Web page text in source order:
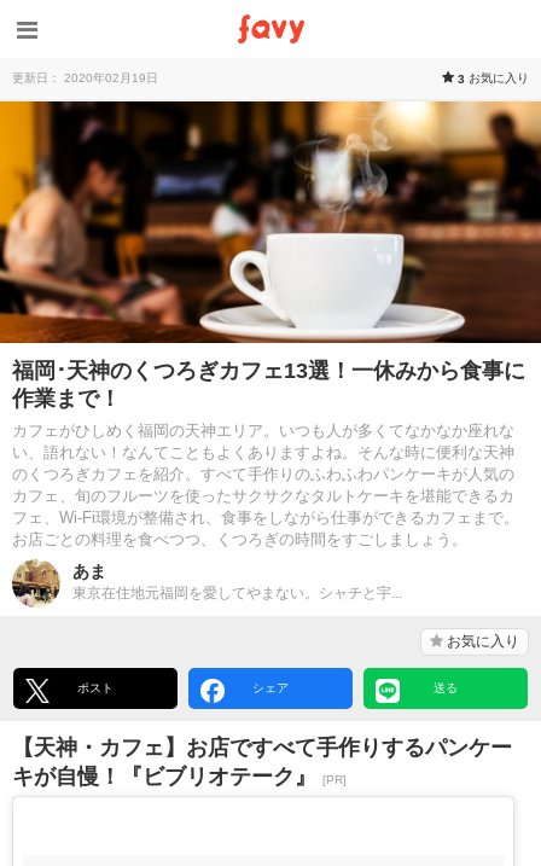
更新日： 2020年02月19日 3 お気に入り
福岡･天神のくつろぎカフェ13選！一休みから食事に
作業まで！
カフェがひしめく福岡の天神エリア。いつも人が多くてなかなか座れな
い、語れない！なんてこともよくありますよね。そんな時に便利な天神
のくつろぎカフェを紹介。すべて手作りのふわふわパンケーキが人気の
カフェ、旬のフルーツを使ったサクサクなタルトケーキを堪能できるカ
フェ、Wi-Fi環境が整備され、食事をしながら仕事ができるカフェまで。
お店ごとの料理を食べつつ、くつろぎの時間をすごしましょう。
あま
東京在住地元福岡を愛してやまない。シャチと宇...
お気に入り
ポスト シェア 送る
【天神・カフェ】お店ですべて手作りするパンケー
キが自慢！『ビブリオテーク』
[PR]